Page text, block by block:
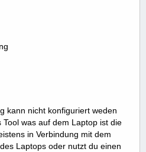
kann nicht konfiguriert weden
was auf dem Laptop ist die
in Verbindung mit dem
Laptops oder nutzt du einen